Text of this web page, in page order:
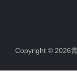
Copyright © 2026